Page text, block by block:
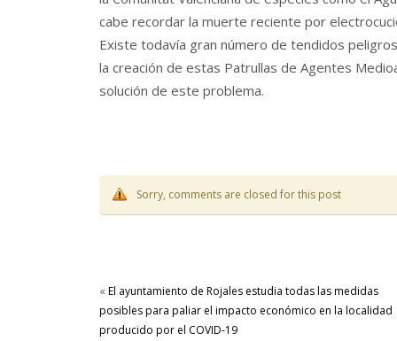
cabe recordar la muerte reciente por
Existe todavía gran número de tendidos
la creación de estas Patrullas de Agentes
solución de este problema.
Sorry, comments are closed for this post
« El ayuntamiento de Rojales estudia todas las medidas
posibles para paliar el impacto económico en la localidad
producido por el COVID-19